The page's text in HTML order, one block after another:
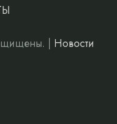
| Новости